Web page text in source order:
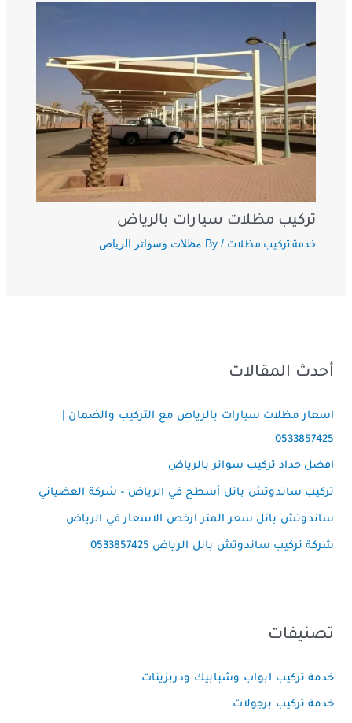
تركيب مظلات سيارات بالرياض
خدمة تركيب مظلات / By مظلات وسواتر الرياض
أحدث المقالات
اسعار مظلات سيارات بالرياض مع التركيب والضمان |
0533857425
افضل حداد تركيب سواتر بالرياض
تركيب ساندوتش بانل أسطح في الرياض – شركة العضياني
ساندوتش بانل سعر المتر ارخص الاسعار في الرياض
شركة تركيب ساندوتش بانل الرياض 0533857425
تصنيفات
خدمة تركيب ابواب وشبابيك ودربزينات
خدمة تركيب برجولات